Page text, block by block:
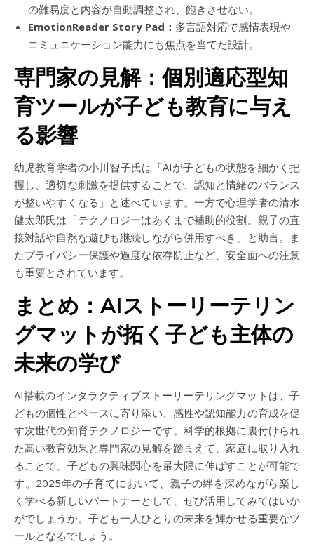
の難易度と内容が自動調整され、飽きさせない。
EmotionReader Story Pad： 多言語対応で感情表現や
コミュニケーション能力にも焦点を当てた設計。
専門家の見解：個別適応型知
育ツールが子ども教育に与え
る影響
幼児教育学者の小川智子氏は「AIが子どもの状態を細かく把
握し、適切な刺激を提供することで、認知と情緒のバランス
が整いやすくなる」と述べています。一方で心理学者の清水
健太郎氏は「テクノロジーはあくまで補助的役割。親子の直
接対話や自然な遊びも継続しながら併用すべき」と助言。ま
たプライバシー保護や過度な依存防止など、安全面への注意
も重要とされています。
まとめ：AIストーリーテリン
グマットが拓く子ども主体の
未来の学び
AI搭載のインタラクティブストーリーテリングマットは、子
どもの個性とペースに寄り添い、感性や認知能力の育成を促
す次世代の知育テクノロジーです。科学的根拠に裏付けられ
た高い教育効果と専門家の見解を踏まえて、家庭に取り入れ
ることで、子どもの興味関心を最大限に伸ばすことが可能で
す。2025年の子育てにおいて、親子の絆を深めながら楽し
く学べる新しいパートナーとして、ぜひ活用してみてはいか
がでしょうか。子ども一人ひとりの未来を輝かせる重要なツ
ールとなるでしょう。